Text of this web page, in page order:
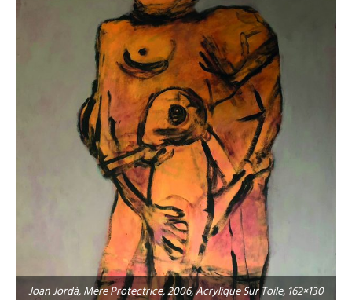
Joan Jordà, Mère Protectrice, 2006, Acrylique Sur Toile, 162×130